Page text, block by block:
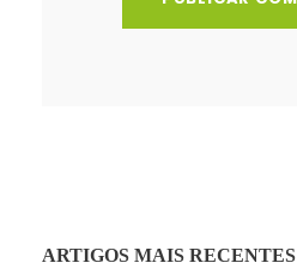
ARTIGOS MAIS RECENTES